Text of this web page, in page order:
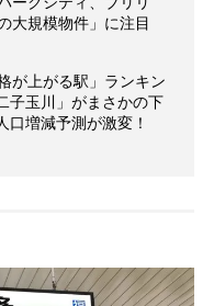
大規模物件」に注目
が上がる駅」ランキン
子玉川」がまさかの下
増減予測が激変！